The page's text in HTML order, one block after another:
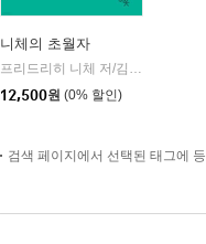
니체의 초월자
프리드리히 니체 저/김철 편역
12,500원 (0% 할인)
검색 페이지에서 선택된 태그에